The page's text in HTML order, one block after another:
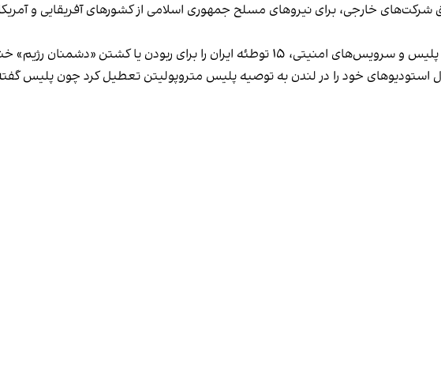
خارجی، برای نیروهای مسلح جمهوری اسلامی از کشورهای آفریقایی و
ربودن یا کشتن «دشمنان رژیم» خنثی کرده‌اند.
استودیوهای خود را در لندن به توصیه پلیس متروپولیتن تعطیل کرد چون پلیس